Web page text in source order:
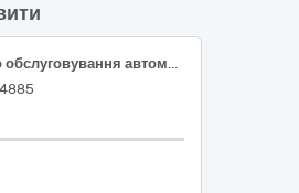
Послуги з технічного обслуговування автомобіля Mercedes-Benz ML 270